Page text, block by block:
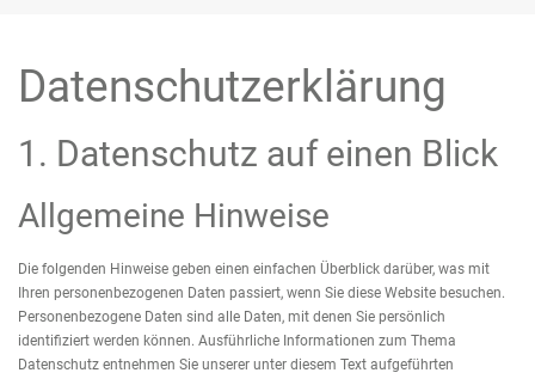
Datenschutz­erklärung
1. Datenschutz auf einen Blick
Allgemeine Hinweise
Die folgenden Hinweise geben einen einfachen Überblick darüber, was mit
Ihren personenbezogenen Daten passiert, wenn Sie diese Website besuchen.
Personenbezogene Daten sind alle Daten, mit denen Sie persönlich
identifiziert werden können. Ausführliche Informationen zum Thema
Datenschutz entnehmen Sie unserer unter diesem Text aufgeführten